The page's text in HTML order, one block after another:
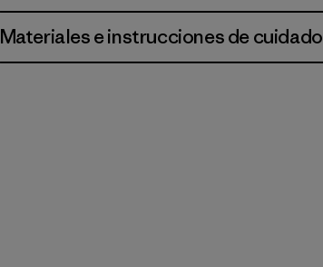
Materiales e instrucciones de cuidado